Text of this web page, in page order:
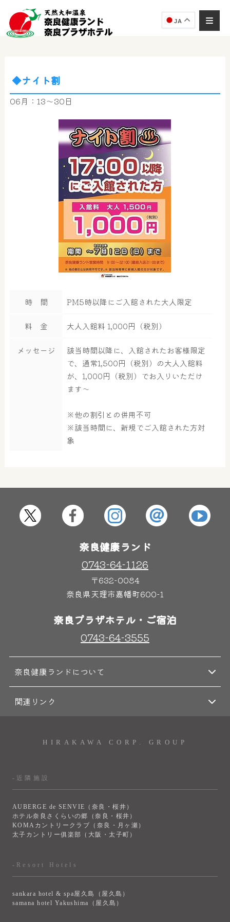
JA
大浴場
屋内レジャープール グルメ
その他施設 ご宿泊
◆ナイト割
06月：13～30日
時 間 PM5時以降にご入館された大人限定
料 金 大人入館料 1,000円（税別）
メッセージ
該当時間以降に、入館されたお客様限定
で、通常1,500円（税別）の大人入館料
が、1,000円（税別）でお入りいただけ
ます～
※他の割引との併用不可
※該当時間に、新規でご入館された方対
象
奈良健康ランド
0743-64-1126
〒632-0084
奈良県天理市嘉幡町600-1
奈良プラザホテル・ご宿泊
0743-64-3555
奈良健康ランドについて
関連リンク
HIRAKAWA CORP. GROUP
-近隣施設
AUBERGE de SENVIE（奈良・桜井）
ホテル奈良さくらいの郷（奈良・桜井）
KOMAカントリークラブ（奈良・月ヶ瀬）
太子カントリー俱楽部（大阪・太子町）
-Resort Hotels
sankara hotel & spa屋久島（屋久島）
samana hotel Yakushima（屋久島）
AIコンシェルジュ
オンライン
奈良健康ランド AIコンシェルジュです。
ご質問をお伺いします。